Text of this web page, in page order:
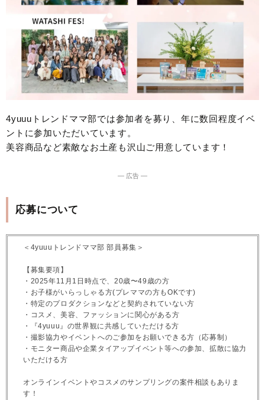
4yuuuトレンドママ部では参加者を募り、年に数回程度イベ
ントに参加いただいています。
美容商品など素敵なお土産も沢山ご用意しています！
― 広告 ―
応募について
＜4yuuuトレンドママ部 部員募集＞
【募集要項】
・2025年11月1日時点で、20歳〜49歳の方
・お子様がいらっしゃる方(プレママの方もOKです)
・特定のプロダクションなどと契約されていない方
・コスメ、美容、ファッションに関心がある方
・『4yuuu』の世界観に共感していただける方
・撮影協力やイベントへのご参加をお願いできる方（応募制）
・モニター商品や企業タイアップイベント等への参加、拡散に協力
いただける方
オンラインイベントやコスメのサンプリングの案件相談もありま
す！